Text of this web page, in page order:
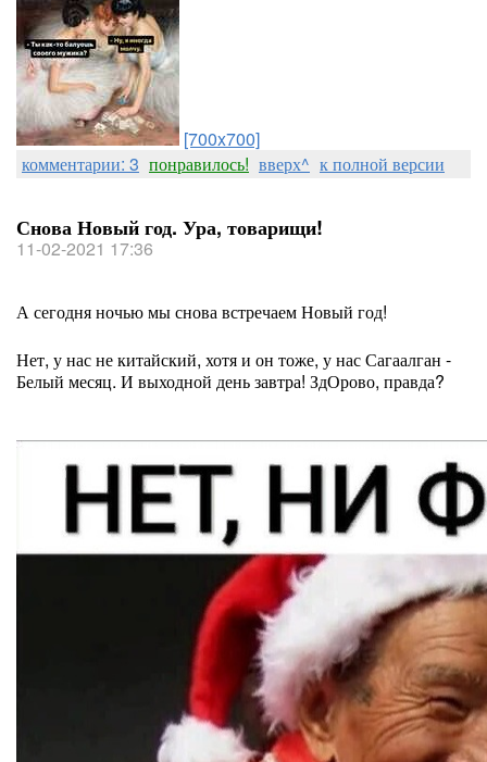
[700x700]
комментарии: 3 понравилось! вверх^ к полной версии
Снова Новый год. Ура, товарищи!
11-02-2021 17:36
А сегодня ночью мы снова встречаем Новый год!
Нет, у нас не китайский, хотя и он тоже, у нас Сагаалган -
Белый месяц. И выходной день завтра! ЗдОрово, правда?